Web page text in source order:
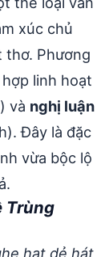
xúc chủ
thơ. Phương
linh hoạt
và nghị luận
Đây là đặc
vừa bộc lộ
Trùng
hạt dẻ hát